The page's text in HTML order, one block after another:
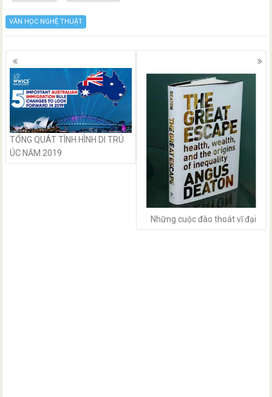
VĂN HỌC NGHỆ THUẬT
Posts
navigation
TỔNG QUÁT TÌNH HÌNH DI TRÚ
ÚC NĂM 2019
Những cuộc đào thoát vĩ đại